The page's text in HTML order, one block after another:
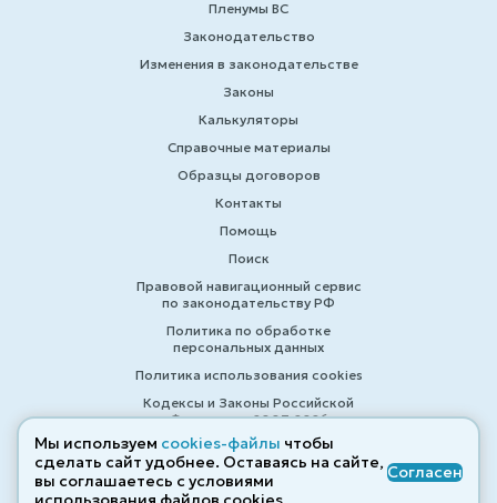
Пленумы ВС
Законодательство
Изменения в законодательстве
Законы
Калькуляторы
Справочные материалы
Образцы договоров
Контакты
Помощь
Поиск
Правовой навигационный сервис
по законодательству РФ
Политика по обработке
персональных данных
Политика использования cookies
Кодексы и Законы Российской
Федерации 2007-2026
© ZAKONRF.INFO
Мы используем cookies-файлы чтобы
сделать сайт удобнее. Оставаясь на сайте,
вы соглашаетесь с условиями
Согласен